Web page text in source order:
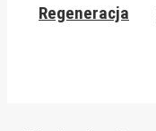
Regeneracja